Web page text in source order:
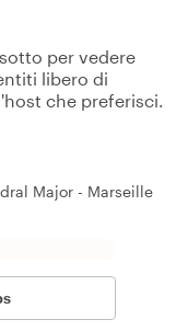
per vedere
libero di
che preferisci.
Major - Marseille